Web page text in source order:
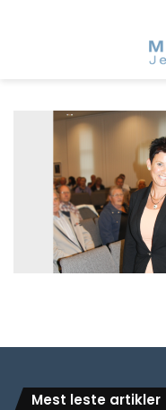
Mest leste artikler